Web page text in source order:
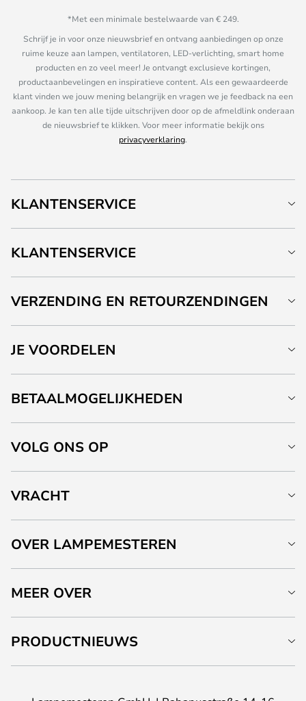
*Met een minimale bestelwaarde van € 249.
Schrijf je in voor onze nieuwsbrief en ontvang aanbiedingen op onze
ruime keuze aan lampen, ventilatoren, LED-verlichting, smart home
producten en zo veel meer! Je ontvangt exclusieve kortingen,
productaanbevelingen en inspiratieve content. Als een gewaardeerde
klant vinden we jouw mening belangrijk en vragen we je feedback na een
aankoop. Je kan ten alle tijde uitschrijven door op de afmeldlink onderaan
de nieuwsbrief te klikken. Voor meer informatie bekijk ons
privacyverklaring.
KLANTENSERVICE
KLANTENSERVICE
VERZENDING EN RETOURZENDINGEN
JE VOORDELEN
BETAALMOGELIJKHEDEN
VOLG ONS OP
VRACHT
OVER LAMPEMESTEREN
MEER OVER
PRODUCTNIEUWS